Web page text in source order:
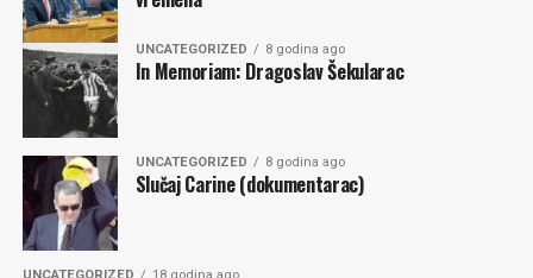
UNCATEGORIZED 8 godina ago
In Memoriam: Dragoslav Šekularac
UNCATEGORIZED 8 godina ago
Slučaj Carine (dokumentarac)